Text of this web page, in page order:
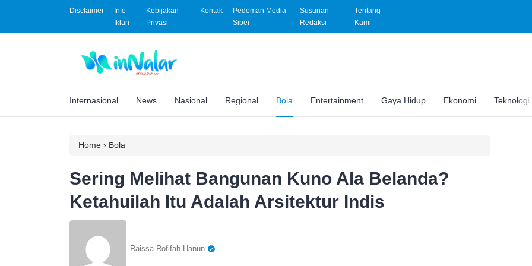
Disclaimer
Info
Iklan
Kebijakan
Privasi
Kontak
Pedoman Media
Siber
Susunan
Redaksi
Tentang
Kami
Internasional News Nasional Regional Bola Entertainment Gaya Hidup Ekonomi Teknologi
Home › Bola
Sering Melihat Bangunan Kuno Ala Belanda?
Ketahuilah Itu Adalah Arsitektur Indis
Raissa Rofifah Hanun